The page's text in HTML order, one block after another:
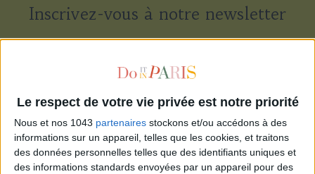
Le respect de votre vie privée est notre priorité
Nous et nos 1043 partenaires stockons et/ou accédons à des
informations sur un appareil, telles que les cookies, et traitons
des données personnelles telles que des identifiants uniques et
des informations standards envoyées par un appareil pour des
Inscrivez-vous à notre newsletter